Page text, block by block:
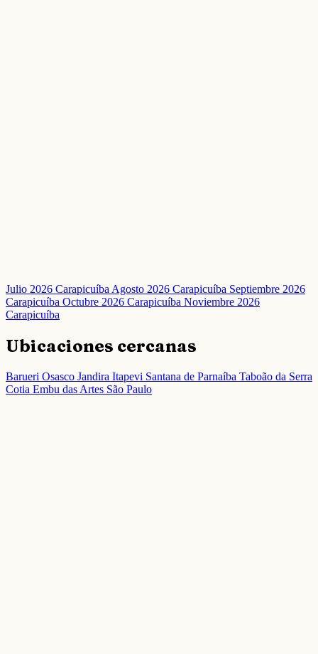
Julio 2026 CarapicuíbaAgosto 2026 Carapicuíba Septiembre 2026
Carapicuíba Octubre 2026 Carapicuíba Noviembre 2026
Carapicuíba
Ubicaciones cercanas
Barueri Osasco Jandira Itapevi Santana de Parnaíba Taboão da Serra
Cotia Embu das Artes São Paulo